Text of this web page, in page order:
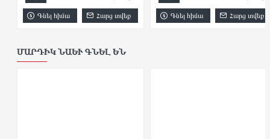
Գնել հիմա Հարց տվեք Գնել հիմա Հարց տվեք
ՄԱՐԴԻԿ ՆԱԵՒ ԳՆԵԼ ԵՆ